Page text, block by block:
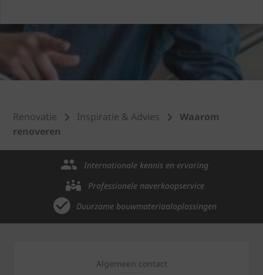
Renovatie Inspiratie & Advies
Waarom
renoveren
Internationale kennis en ervaring
Professionele naverkoopservice
Duurzame bouwmateriaaloplossingen
Algemeen contact